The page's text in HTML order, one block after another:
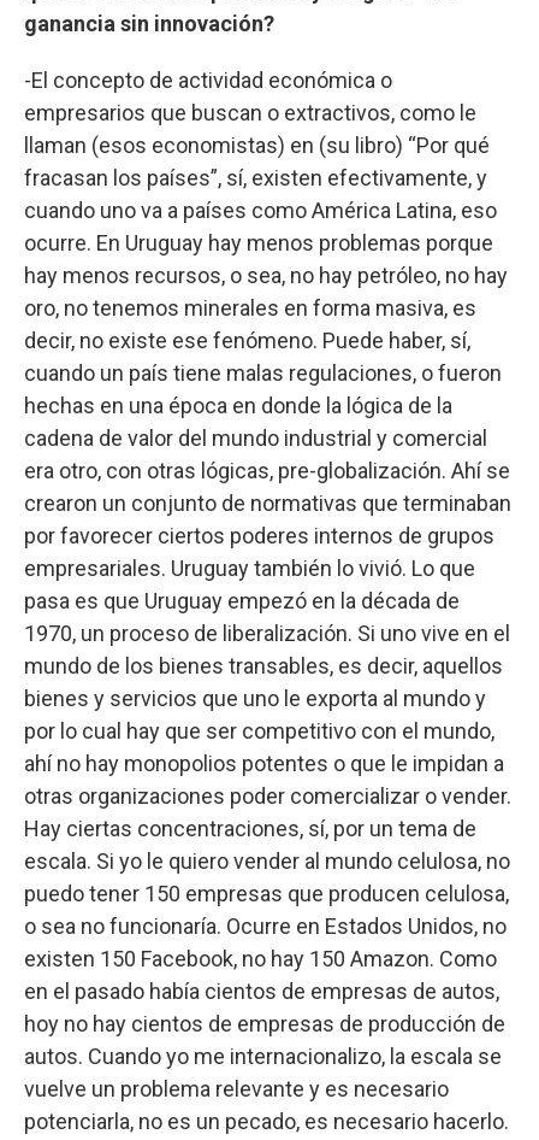
ganancia sin innovación?
-El concepto de actividad económica o
empresarios que buscan o extractivos, como le
llaman (esos economistas) en (su libro) “Por qué
fracasan los países”, sí, existen efectivamente, y
cuando uno va a países como América Latina, eso
ocurre. En Uruguay hay menos problemas porque
hay menos recursos, o sea, no hay petróleo, no hay
oro, no tenemos minerales en forma masiva, es
decir, no existe ese fenómeno. Puede haber, sí,
cuando un país tiene malas regulaciones, o fueron
hechas en una época en donde la lógica de la
cadena de valor del mundo industrial y comercial
era otro, con otras lógicas, pre-globalización. Ahí se
crearon un conjunto de normativas que terminaban
por favorecer ciertos poderes internos de grupos
empresariales. Uruguay también lo vivió. Lo que
pasa es que Uruguay empezó en la década de
1970, un proceso de liberalización. Si uno vive en el
mundo de los bienes transables, es decir, aquellos
bienes y servicios que uno le exporta al mundo y
por lo cual hay que ser competitivo con el mundo,
ahí no hay monopolios potentes o que le impidan a
otras organizaciones poder comercializar o vender.
Hay ciertas concentraciones, sí, por un tema de
escala. Si yo le quiero vender al mundo celulosa, no
puedo tener 150 empresas que producen celulosa,
o sea no funcionaría. Ocurre en Estados Unidos, no
existen 150 Facebook, no hay 150 Amazon. Como
en el pasado había cientos de empresas de autos,
hoy no hay cientos de empresas de producción de
autos. Cuando yo me internacionalizo, la escala se
vuelve un problema relevante y es necesario
potenciarla, no es un pecado, es necesario hacerlo.